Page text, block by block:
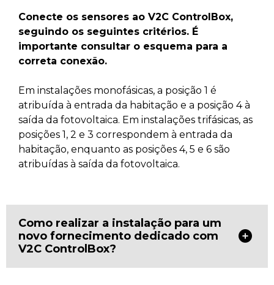
Conecte os sensores ao V2C ControlBox,
seguindo os seguintes critérios. É
importante consultar o esquema para a
correta conexão.
Em instalações monofásicas, a posição 1 é
atribuída à entrada da habitação e a posição 4 à
saída da fotovoltaica. Em instalações trifásicas, as
posições 1, 2 e 3 correspondem à entrada da
habitação, enquanto as posições 4, 5 e 6 são
atribuídas à saída da fotovoltaica.
Como realizar a instalação para um
novo fornecimento dedicado com
V2C ControlBox?